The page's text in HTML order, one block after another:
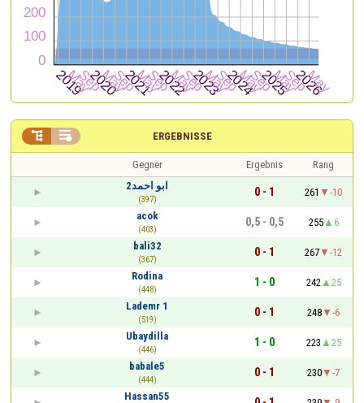
ERGEBNISSE
 
Gegner Ergebnis
Rang
ابو احمد2
(397)
0 - 1 261
-10
acok
(403)
0,5 - 0,5 255
6
bali32
(367)
0 - 1 267
-12
Rodina
(448)
1 - 0 242
25
Lademr 1
(519)
0 - 1 248
-6
Ubaydilla
(446)
1 - 0 223
25
babale5
(444)
0 - 1 230
-7
Hassan55